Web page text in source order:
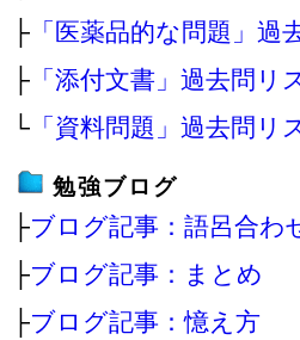
├ 「医薬品的な問題」過
├ 「添付文書」過去問リ
└ 「資料問題」過去問リ
勉強ブログ
├ブログ記事：語呂合わ
├ブログ記事：まとめ
├ブログ記事：憶え方